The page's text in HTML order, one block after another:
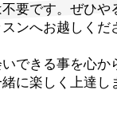
不要です。ぜひや
ンへお越しくだ
できる事を心か
に楽しく上達し